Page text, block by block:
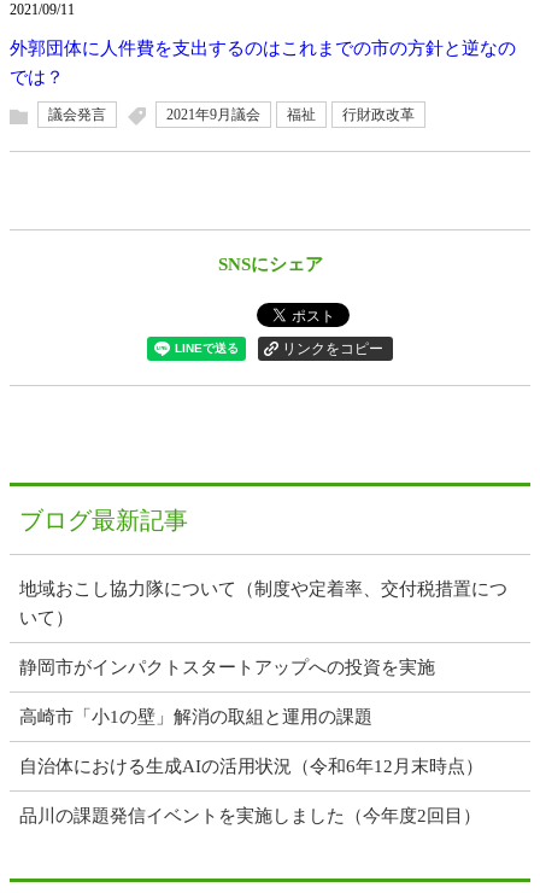
2021/09/11
外郭団体に人件費を支出するのはこれまでの市の方針と逆なの
では？
議会発言 2021年9月議会 福祉 行財政改革
SNSにシェア
ブログ最新記事
地域おこし協力隊について（制度や定着率、交付税措置につ
いて）
静岡市がインパクトスタートアップへの投資を実施
高崎市「小1の壁」解消の取組と運用の課題
自治体における生成AIの活用状況（令和6年12月末時点）
品川の課題発信イベントを実施しました（今年度2回目）